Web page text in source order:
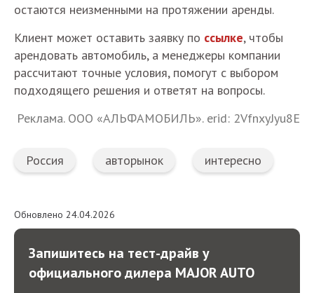
остаются неизменными на протяжении аренды.
Клиент может оставить заявку по ссылке, чтобы
арендовать автомобиль, а менеджеры компании
рассчитают точные условия, помогут с выбором
подходящего решения и ответят на вопросы.
Реклама. ООО «АЛЬФАМОБИЛЬ». erid: 2VfnxyJyu8E
Россия авторынок интересно
Обновлено 24.04.2026
Запишитесь на тест-драйв у
официального дилера MAJOR AUTO